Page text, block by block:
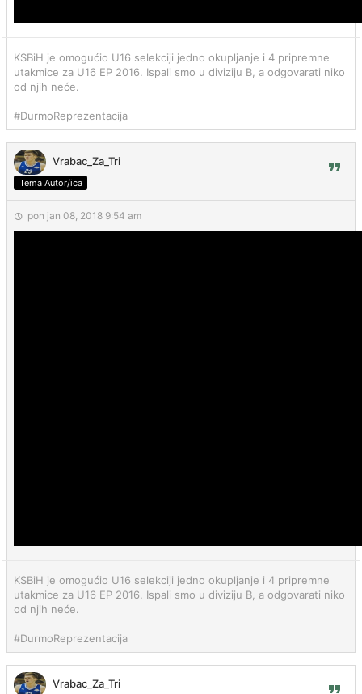
KSBiH je omogućio U16 selekciji jedno okupljanje i 4 pripremne
utakmice za U16 EP 2016. Ispali smo u diviziju B, a odgovarati niko
od njih neće.
#DurmoReprezentacija
Vrabac_Za_Tri
Tema Autor/ica
pon jan 08, 2018 9:54 am
KSBiH je omogućio U16 selekciji jedno okupljanje i 4 pripremne
utakmice za U16 EP 2016. Ispali smo u diviziju B, a odgovarati niko
od njih neće.
#DurmoReprezentacija
Vrabac_Za_Tri